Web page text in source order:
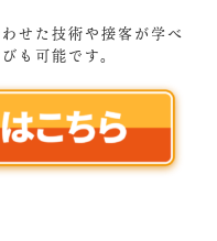
せた技術や接客が学べ
も可能です。